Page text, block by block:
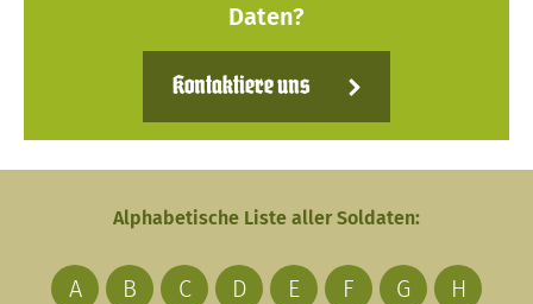
Daten?
Kontaktiere uns
Alphabetische Liste aller Soldaten:
A B C D E F G
H